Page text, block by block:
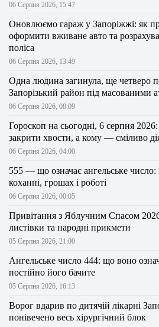
06 Серпня 2026, 15:47
Оновлюємо гараж у Запоріжжі: як
оформити вживане авто та
поліса
06 Серпня 2026, 13:49
Одна людина загинула, ще четверо
Запорізький район під масованими
06 Серпня 2026, 08:09
Гороскоп на сьогодні, 6 серпня
закрити хвости, а кому — сміливо
06 Серпня 2026, 04:00
555 — що означає ангельське число:
коханні, грошах і роботі
06 Серпня 2026, 00:05
Привітання з Яблучним Спасом
листівки та народні прикмети
05 Серпня 2026, 21:00
Ангельське число 444: що воно
постійно його бачите
05 Серпня 2026, 16:13
Ворог вдарив по дитячій лікарні
понівечено весь хірургічний блок